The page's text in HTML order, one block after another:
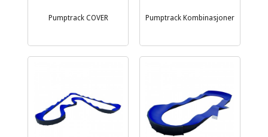
Pumptrack COVER Pumptrack Kombinasjoner